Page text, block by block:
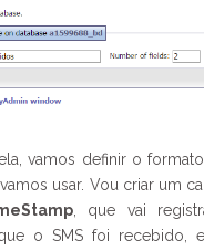
vamos definir o
usar. Vou criar um
, que vai
o SMS foi recebido,